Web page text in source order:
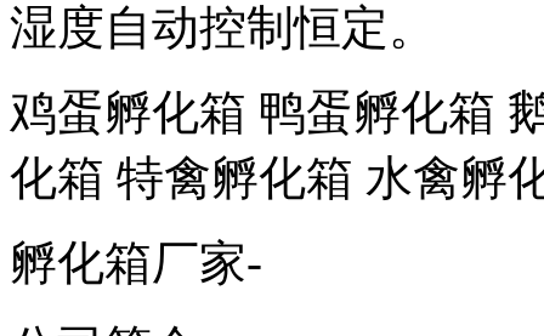
湿度自动控制恒定。
鸡蛋孵化箱 鸭蛋孵化箱
化箱 特禽孵化箱 水禽孵
孵化箱厂家-